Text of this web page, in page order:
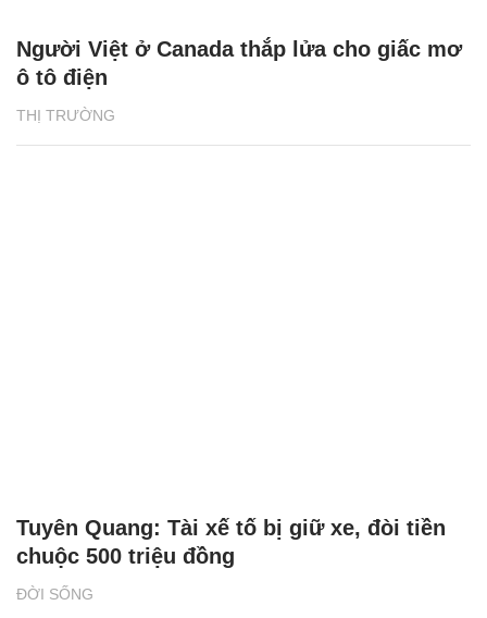
THỊ TRƯỜNG
Người Việt ở Canada thắp lửa cho giấc mơ
ô tô điện
ĐỜI SỐNG
Tuyên Quang: Tài xế tố bị giữ xe, đòi tiền
chuộc 500 triệu đồng